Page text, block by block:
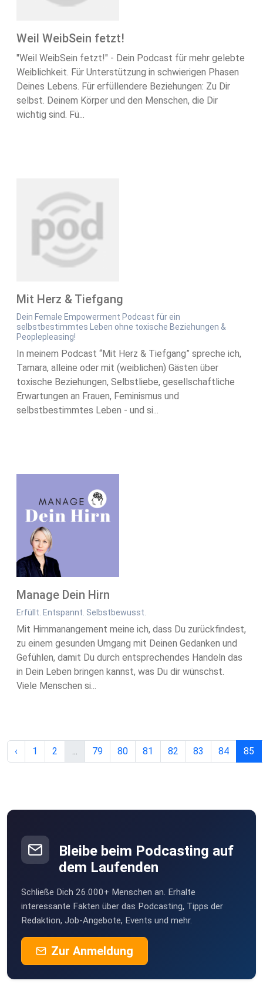
Weil WeibSein fetzt!
"Weil WeibSein fetzt!" - Dein Podcast für mehr gelebte
Weiblichkeit. Für Unterstützung in schwierigen Phasen
Deines Lebens. Für erfüllendere Beziehungen: Zu Dir
selbst. Deinem Körper und den Menschen, die Dir
wichtig sind. Fü...
Mit Herz & Tiefgang
Dein Female Empowerment Podcast für ein
selbstbestimmtes Leben ohne toxische Beziehungen &
Peoplepleasing!
In meinem Podcast “Mit Herz & Tiefgang” spreche ich,
Tamara, alleine oder mit (weiblichen) Gästen über
toxische Beziehungen, Selbstliebe, gesellschaftliche
Erwartungen an Frauen, Feminismus und
selbstbestimmtes Leben - und si...
Manage Dein Hirn
Erfüllt. Entspannt. Selbstbewusst.
Mit Hirnmanangement meine ich, dass Du zurückfindest,
zu einem gesunden Umgang mit Deinen Gedanken und
Gefühlen, damit Du durch entsprechendes Handeln das
in Dein Leben bringen kannst, was Du dir wünschst. ​
Viele Menschen si...
‹ 1 2 ... 79 80 81 82 83 84 85
Bleibe beim Podcasting auf
dem Laufenden
Schließe Dich 26.000+ Menschen an. Erhalte
interessante Fakten über das Podcasting, Tipps der
Redaktion, Job-Angebote, Events und mehr.
Zur Anmeldung